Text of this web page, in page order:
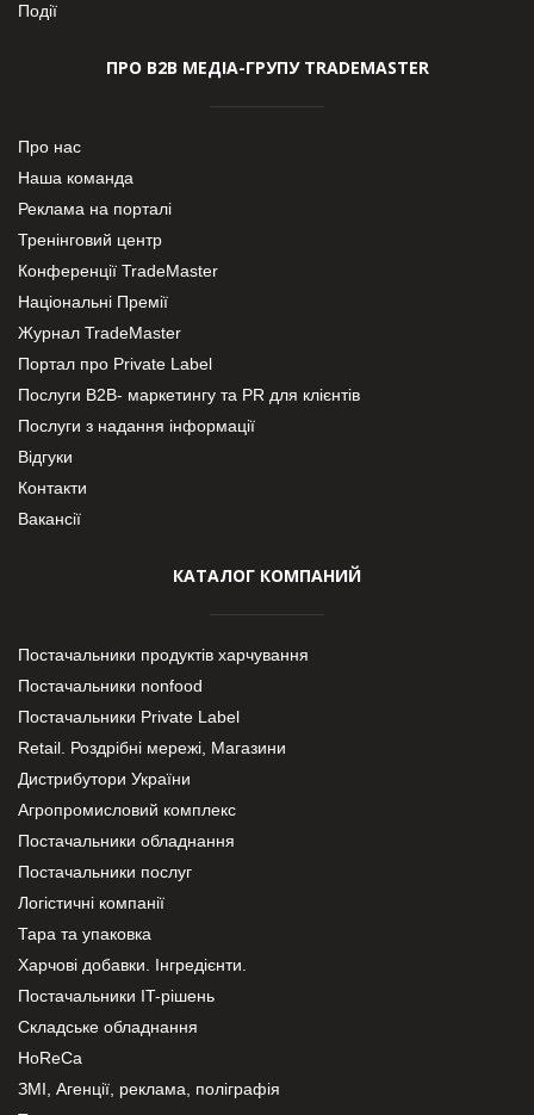
Події
ПРО В2В МЕДІА-ГРУПУ TRADEMASTER
Про нас
Наша команда
Реклама на порталі
Тренінговий центр
Конференції TradeMaster
Національні Премії
Журнал TradeMaster
Портал про Private Label
Послуги В2В- маркетингу та PR для клієнтів
Послуги з надання інформації
Відгуки
Контакти
Вакансії
КАТАЛОГ КОМПАНИЙ
Постачальники продуктів харчування
Постачальники nonfood
Постачальники Private Label
Retail. Роздрібні мережі, Магазини
Дистрибутори України
Агропромисловий комплекс
Постачальники обладнання
Постачальники послуг
Логістичні компанії
Тара та упаковка
Харчові добавки. Інгредієнти.
Постачальники IT-рішень
Складське обладнання
HoReCa
ЗМІ, Агенції, реклама, поліграфія